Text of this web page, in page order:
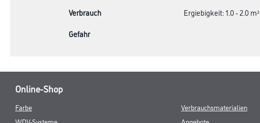
Verbrauch
Ergiebigkeit: 1.0 - 2.0 m²
Gefahr
Online-Shop
Farbe
Verbrauchsmaterialien